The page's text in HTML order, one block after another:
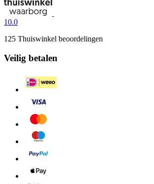
10.0
125 Thuiswinkel beoordelingen
Veilig betalen